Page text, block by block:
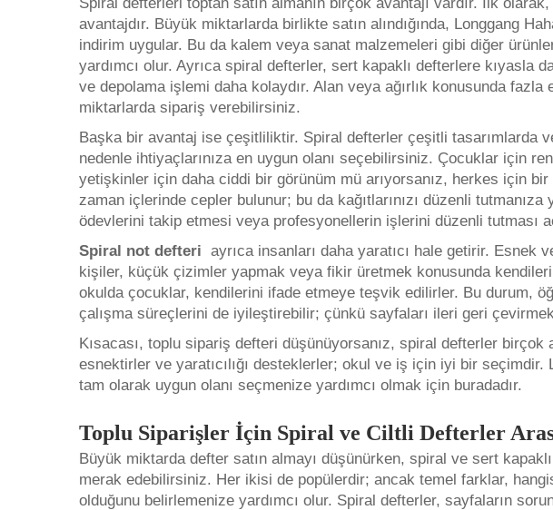
avantajdır. Büyük miktarlarda birlikte satın alındığında, Longgang
indirim uygular. Bu da kalem veya sanat malzemeleri gibi diğer
yardımcı olur. Ayrıca spiral defterler, sert kapaklı defterlere kıyasla
ve depolama işlemi daha kolaydır. Alan veya ağırlık konusunda fazla
miktarlarda sipariş verebilirsiniz.
Başka bir avantaj ise çeşitliliktir. Spiral defterler çeşitli tasarımlarda
nedenle ihtiyaçlarınıza en uygun olanı seçebilirsiniz. Çocuklar için
yetişkinler için daha ciddi bir görünüm mü arıyorsanız, herkes için bir
zaman içlerinde cepler bulunur; bu da kağıtlarınızı düzenli tutmanıza
ödevlerini takip etmesi veya profesyonellerin işlerini düzenli tutması
Spiral not defteri ayrıca insanları daha yaratıcı hale getirir. Esnek
kişiler, küçük çizimler yapmak veya fikir üretmek konusunda
okulda çocuklar, kendilerini ifade etmeye teşvik edilirler. Bu durum,
çalışma süreçlerini de iyileştirebilir; çünkü sayfaları ileri geri
Kısacası, toplu sipariş defteri düşünüyorsanız, spiral defterler birçok
esnektirler ve yaratıcılığı desteklerler; okul ve iş için iyi bir seçimdir.
tam olarak uygun olanı seçmenize yardımcı olmak için buradadır.
Toplu Siparişler İçin Spiral ve Ciltli Defterler
Büyük miktarda defter satın almayı düşünürken, spiral ve sert
merak edebilirsiniz. Her ikisi de popülerdir; ancak temel farklar,
olduğunu belirlemenize yardımcı olur. Spiral defterler, sayfaların